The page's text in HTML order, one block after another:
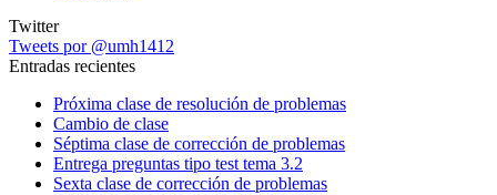
Twitter
Tweets por @umh1412
Entradas recientes
Próxima clase de resolución de problemas
Cambio de clase
Séptima clase de corrección de problemas
Entrega preguntas tipo test tema 3.2
Sexta clase de corrección de problemas